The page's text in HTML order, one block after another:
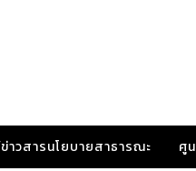
าวสารนโยบายสาธารณะ ศู